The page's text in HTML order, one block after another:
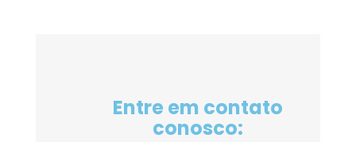
Entre em contato
conosco: